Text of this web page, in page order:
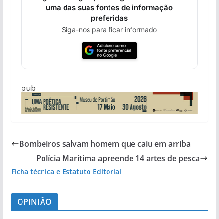
uma das suas fontes de informação
preferidas
Siga-nos para ficar informado
pub
Bombeiros salvam homem que caiu em arriba
Polícia Marítima apreende 14 artes de pesca
Ficha técnica e Estatuto Editorial
OPINIÃO